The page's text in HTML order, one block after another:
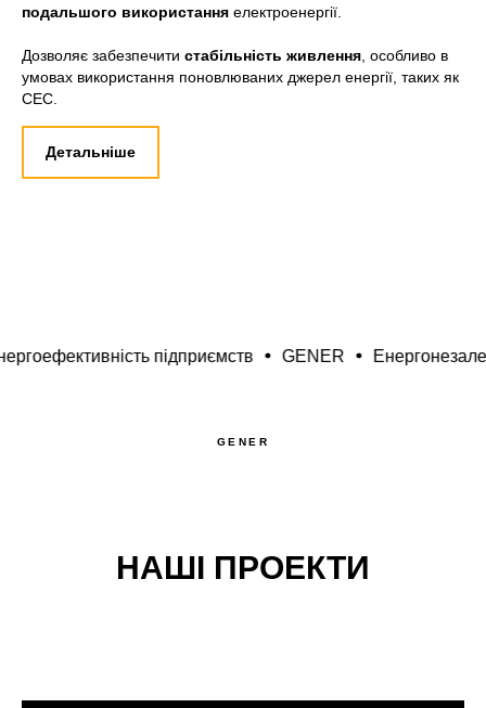
подальшого використання електроенергії.
Дозволяє забезпечити стабільність живлення , особливо в
умовах використання поновлюваних джерел енергії, таких як
СЕС.
Детальніше
підприємств GENER Енергонезалежність
GENER
НАШІ ПРОЕКТИ